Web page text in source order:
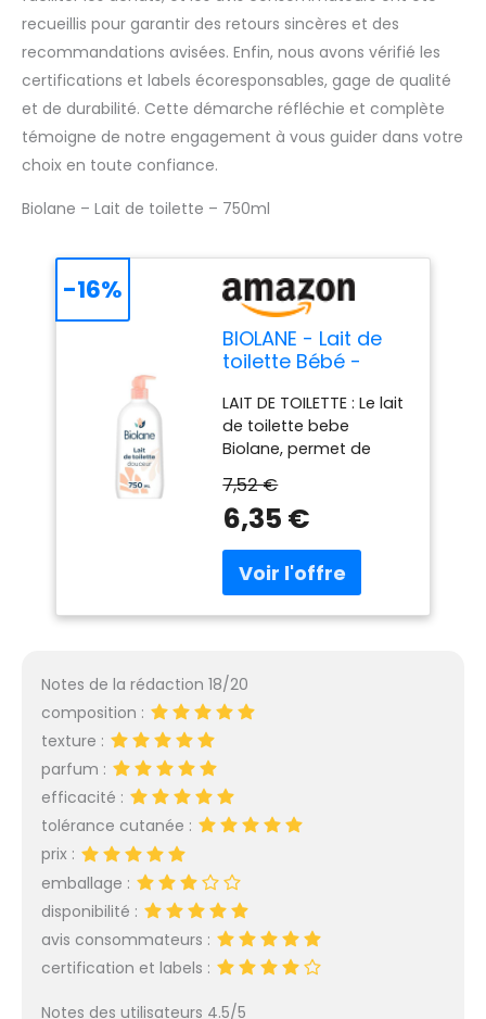
recueillis pour garantir des retours sincères et des
recommandations avisées. Enfin, nous avons vérifié les
certifications et labels écoresponsables, gage de qualité
et de durabilité. Cette démarche réfléchie et complète
témoigne de notre engagement à vous guider dans votre
choix en toute confiance.
Biolane – Lait de toilette – 750ml
BIOLANE - Lait de
toilette Bébé -
- 750ml
LAIT DE TOILETTE : Le lait
de toilette bebe
Biolane, permet de
corps et le siège de
bébé en douceur. Ce
s'applique tous les
jours pour la toilette à
cutané naturel, le lait
de toilette bebe
Biolane a été formulée
garantit un nettoyage
en délicatesse. Ce lait
nettoyant bebe
sensible de votre bébé.
Légèrement parfumé,
le lait nettoyant bebe
laisse la peau douce,
souple et parfaitement
7,52 €
6,35 €
-16%
Notes de la rédaction 18/20
composition :
texture :
parfum :
efficacité :
tolérance cutanée :
prix :
emballage :
disponibilité :
avis consommateurs :
certification et labels :
Notes des utilisateurs 4.5/5